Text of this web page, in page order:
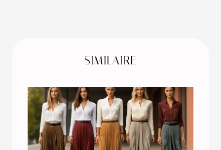
SIMILAIRE